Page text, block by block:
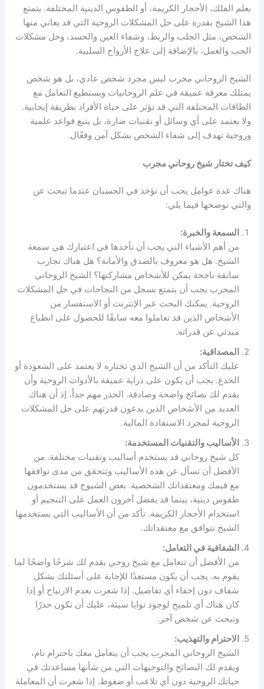
بعلم الفلك، الأحجار الكريمة، أو الطقوس الدينية المختلفة. يتمتع
هذا الشيخ بقدرة على حل المشكلات الروحية التي قد يعاني منها
الشخص، مثل الجلب والربط، وشفاء العين والحسد، وحل مشكلات
الحب والعمل، بالإضافة إلى علاج الأرواح السلبية.
الشيخ الروحاني مجرب ليس مجرد شخص عادي، بل هو شخص
يمتلك معرفة عميقة في علم الروحانيات ويستطيع التعامل مع
الطاقات المختلفة التي قد تؤثر على حياة الأفراد بطريقة إيجابية.
ولا يعتمد على أي وسائل أو تقنيات ضارة، بل يتبع قواعد علمية
وروحية تهدف إلى شفاء الشخص بشكل آمن وفعّال.
كيف تختار شيخ روحاني مجرب
هناك عدة عوامل يجب أن تؤخذ في الحسبان عندما تبحث عن
والتي نوضحها فيما يلي:
السمعة والخبرة:
من أهم الأشياء التي يجب أن تأخذها في اعتبارك هي سمعة
الشيخ. هل هو معروف بالصدق والأمانة؟ هل هناك تجارب
سابقة ناجحة يمكن للأشخاص مشاركتها؟ الشيخ الروحاني
المجرب يجب أن يتمتع بسجل من النجاحات في حل المشكلات
الروحية. يمكنك البحث عبر الإنترنت أو الاستفسار من
الأشخاص الذين قد تعاملوا معه سابقًا للحصول على انطباع
مبدئي عن قدراته.
المصداقية:
عليك التأكد من أن الشيخ الذي تختاره لا يعتمد على الشعوذة أو
الخدع. يجب أن يكون على دراية عميقة بالأدوات الروحية وأن
يقدم لك نصائح واضحة وصادقة. الحذر مهم جداً، إذ أن هناك
العديد من الأشخاص الذين يدعون قدرتهم على حل المشكلات
الروحية لمجرد الاستفادة المالية.
الأساليب والتقنيات المستخدمة:
كل شيخ روحاني قد يستخدم أساليب وتقنيات مختلفة. من
الأفضل أن تسأل عن هذه الأساليب وتتحقق من مدى توافقها
مع قيمك ومعتقداتك الشخصية. بعض الشيوخ قد يستخدمون
طقوس دينية، بينما قد يفضل آخرون العمل على التنجيم أو
استخدام الأحجار الكريمة. تأكد من أن الأساليب التي يستخدمها
الشيخ تتوافق مع معتقداتك.
الشفافية في التعامل:
من الأفضل أن تتعامل مع شيخ روحي يقدم لك شرحًا واضحًا لما
يقوم به. يجب أن يكون مستعدًا للإجابة على أسئلتك بشكل
شفاف دون إخفاء أي تفاصيل. إذا شعرت بعدم الارتياح أو إذا
كان هناك أي تلميح لوجود نوايا سيئة، عليك أن تكون حذرًا
وتبحث عن شخص آخر.
الاحترام والتهذيب:
الشيخ الروحاني المجرب يجب أن يتعامل معك باحترام تام،
ويقدم لك النصائح والتوجيهات التي من شأنها مساعدتك في
حياتك الروحية دون أي تلاعب أو ضغوط. إذا شعرت أن المعاملة